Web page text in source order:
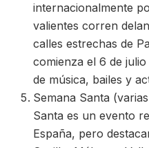
internacionalmente
valientes corren
calles estrechas de
comienza el 6 de
de música, bailes y
Semana Santa
Santa es un evento
España, pero